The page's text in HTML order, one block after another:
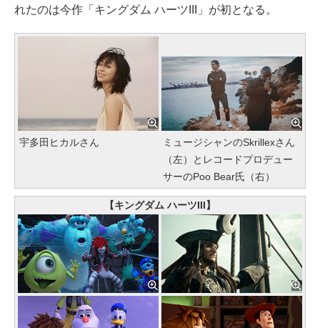
れたのは今作「キングダム ハーツIII」が初となる。
宇多田ヒカルさん
ミュージシャンのSkrillexさん
（左）とレコードプロデュー
サーのPoo Bear氏（右）
【キングダム ハーツIII】